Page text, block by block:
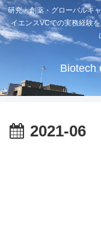
研究・創薬・グローバルキ
イエンスVCでの実務経験
Biotech
2021-06